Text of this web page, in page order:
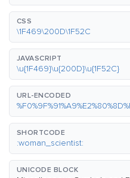
CSS
\1F469\200D\1F52C
JAVASCRIPT
\u{1F469}\u{200D}\u{1F52C}
URL-ENCODED
SHORTCODE
:woman_scientist:
UNICODE BLOCK